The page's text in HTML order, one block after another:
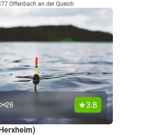
Offenbach an der Queich
26 3.8